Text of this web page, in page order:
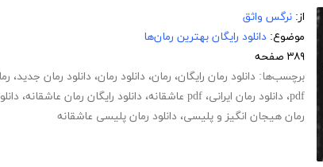
از: نرگس واثق
موضوع: دانلود رایگان بهترین رمان‌ها
۳۸۹ صفحه
برچسب‌ها: دانلود رمان رایگان، رمان، دانلود رمان، دانلود رمان جدید،
pdf، دانلود رمان ایرانی، pdf عاشقانه ، دانلود رایگان رمان عاشقانه،
رمان هیجان انگیز و پلیسی، دانلود رمان پلیسی عاشقانه